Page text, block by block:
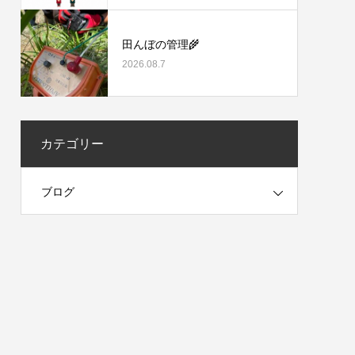
田んぼの管理🌾
2026.08.7
カテゴリー
ブログ